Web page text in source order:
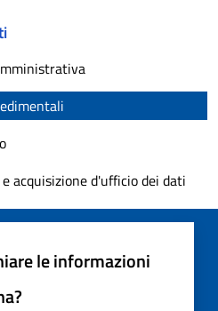
acquisizione d'ufficio dei dati
le informazioni